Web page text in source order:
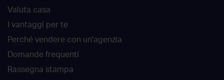
Valuta casa
I vantaggi per te
Perché vendere con un'agenzia
Domande frequenti
Rassegna stampa